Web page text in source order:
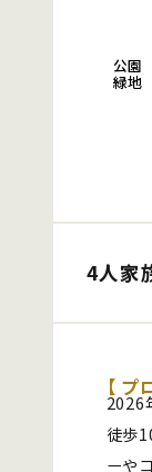
4人家
【
2026
徒歩
ーや
公園
緑地